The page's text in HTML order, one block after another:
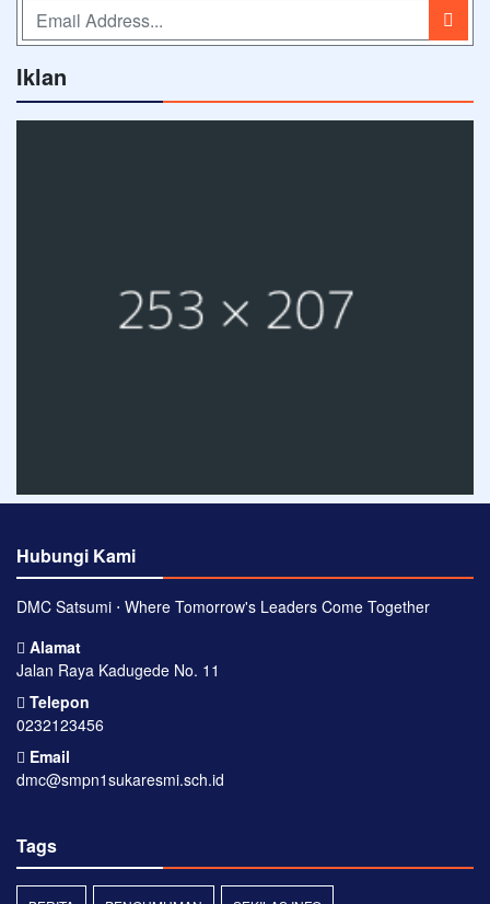
Iklan
Hubungi Kami
DMC Satsumi ⋅ Where Tomorrow's Leaders Come Together
Alamat
Jalan Raya Kadugede No. 11
Telepon
0232123456
Email
dmc@smpn1sukaresmi.sch.id
Tags